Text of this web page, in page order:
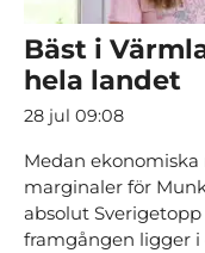
Bäst i
hela landet
28 jul 09:08
Medan
marginaler för
absolut
framgången ligger